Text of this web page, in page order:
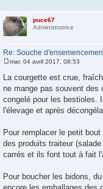
puce67
Administratrice
Re: Souche
e
s
s
a
g
e
mar. 04 avril 2017, 08:53
La courgette est crue,
ne mange pas souvent des
congelé pour les bestioles.
l'élevage et après
Pour remplacer le petit
des produits traiteur
carrés et ils font tout à fait
Pour boucher les bidons,